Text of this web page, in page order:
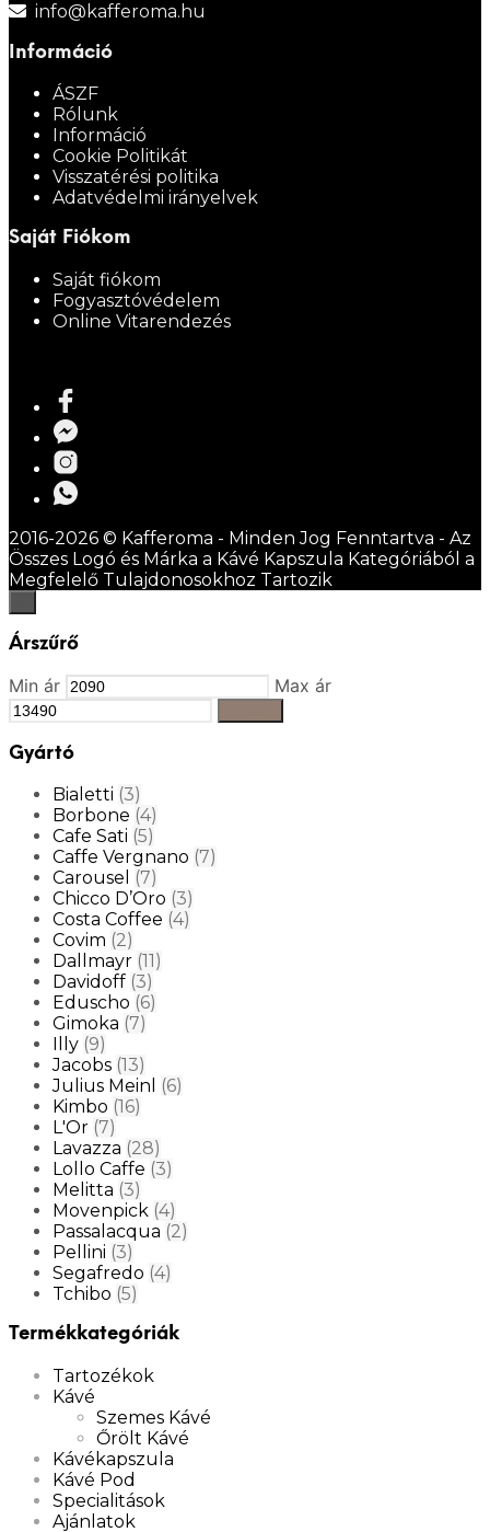
info@kafferoma.hu
Információ
ÁSZF
Rólunk
Információ
Cookie Politikát
Visszatérési politika
Adatvédelmi irányelvek
Saját Fiókom
Saját fiókom
Fogyasztóvédelem
Online Vitarendezés
2016-2026 © Kafferoma - Minden Jog Fenntartva - Az
Összes Logó és Márka a Kávé Kapszula Kategóriából a
Megfelelő Tulajdonosokhoz Tartozik
Árszűrő
Min ár Max ár
Gyártó
Bialetti (3)
Borbone (4)
Cafe Sati (5)
Caffe Vergnano (7)
Carousel
(7)
Chicco D’Oro (3)
Costa Coffee (4)
Covim (2)
Dallmayr (11)
Davidoff (3)
Eduscho (6)
Gimoka (7)
Illy (9)
Jacobs (13)
Julius Meinl
(6)
Kimbo (16)
L'Or (7)
Lavazza (28)
Lollo Caffe (3)
Melitta (3)
Movenpick (4)
Passalacqua (2)
Pellini (3)
Segafredo (4)
Tchibo (5)
Termékkategóriák
Tartozékok
Kávé
Szemes Kávé
Őrölt Kávé
Kávékapszula
Kávé Pod
Specialitások
Ajánlatok